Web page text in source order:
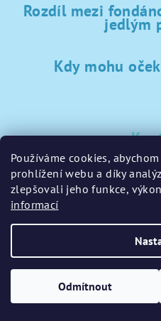
Používáme cookies,
prohlížení webu a díky
zlepšovali jeho funkce,
informací
Odmítnout
Rozdíl mezi
jedlým
Kdy mohu
sklad@sladke-potreby.cz
+420 797728283
Upravit